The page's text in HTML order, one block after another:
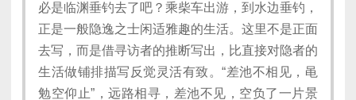
必是临渊垂钓去了吧？乘柴车出游，到水边垂钓，
正是一般隐逸之士闲适雅趣的生活。这里不是正面
去写，而是借寻访者的推断写出，比直接对隐者的
生活做铺排描写反觉灵活有致。“差池不相见，黾
勉空仰止”，远路相寻，差池不见，空负了一片景